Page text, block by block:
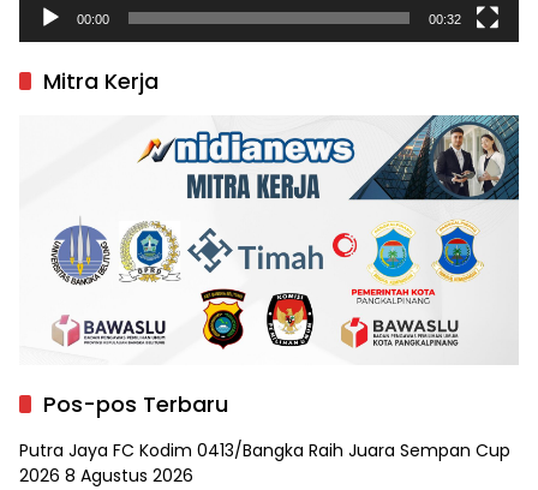
00:00 00:32
Mitra Kerja
Pos-pos Terbaru
Putra Jaya FC Kodim 0413/Bangka Raih Juara Sempan Cup
2026 8 Agustus 2026